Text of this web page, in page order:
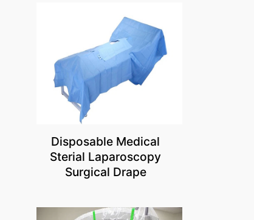
Disposable Medical
Sterial Laparoscopy
Surgical Drape